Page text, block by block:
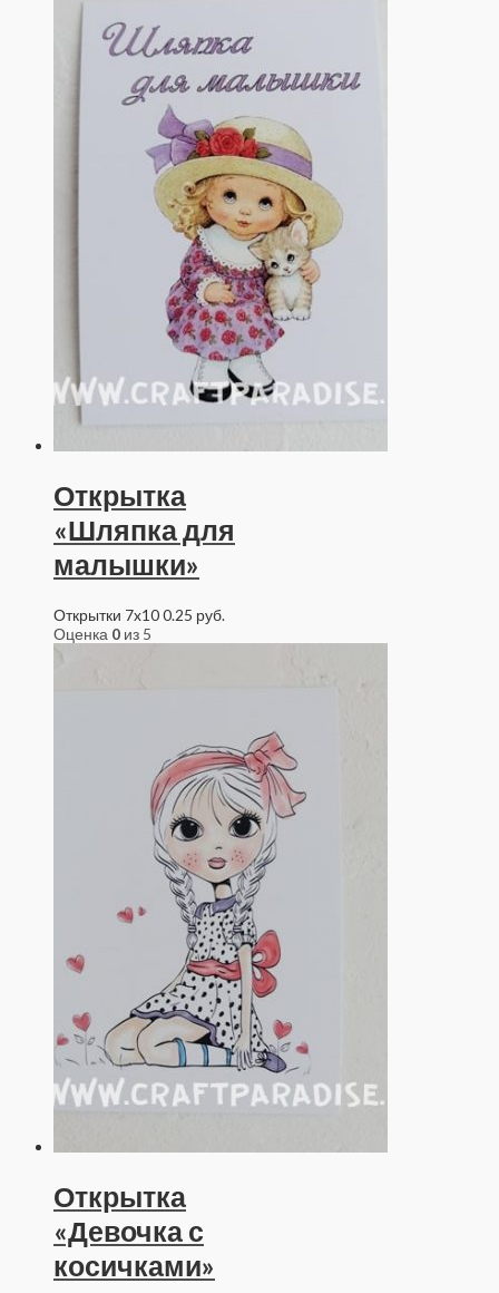
Открытка
«Шляпка для
малышки»
Открытки 7x100.25 руб.
Оценка 0 из 5
Открытка
«Девочка с
косичками»